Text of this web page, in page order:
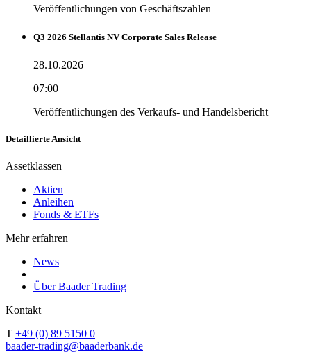
Veröffentlichungen von Geschäftszahlen
Q3 2026 Stellantis NV Corporate Sales Release
28.10.2026
07:00
Veröffentlichungen des Verkaufs- und Handelsbericht
Detaillierte Ansicht
Assetklassen
Aktien
Anleihen
Fonds & ETFs
Mehr erfahren
News
Über Baader Trading
Kontakt
T +49 (0) 89 5150 0
baader-trading@baaderbank.de